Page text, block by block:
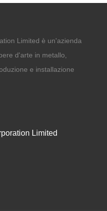
Limited
Limited è un'azienda
d'arte in metallo,
e installazione